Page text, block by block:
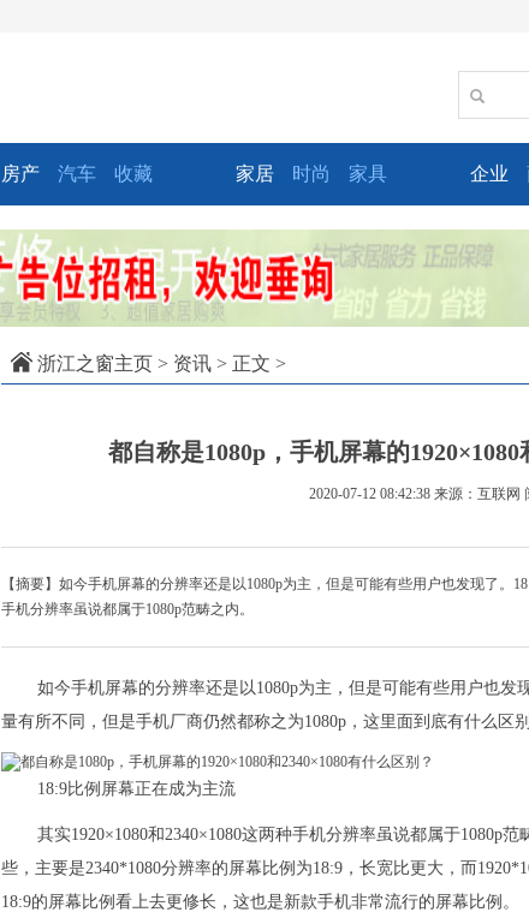
房产 汽车 收藏 家居 时尚 家具 企业
浙江之窗主页 > 资讯 > 正文 >
都自称是1080p，手机屏幕的1920×1080
2020-07-12 08:42:38 来源：互联网
【摘要】如今手机屏幕的分辨率还是以1080p为主，但是可能有些用户也发现了。
手机分辨率虽说都属于1080p范畴之内。
如今手机屏幕的分辨率还是以1080p为主，但是可能有些用户也发
量有所不同，但是手机厂商仍然都称之为1080p，这里面到底有什么区
18:9比例屏幕正在成为主流
其实1920×1080和2340×1080这两种手机分辨率虽说都属于1080p
些，主要是2340*1080分辨率的屏幕比例为18:9，长宽比更大，而
18:9的屏幕比例看上去更修长，这也是新款手机非常流行的屏幕比例。